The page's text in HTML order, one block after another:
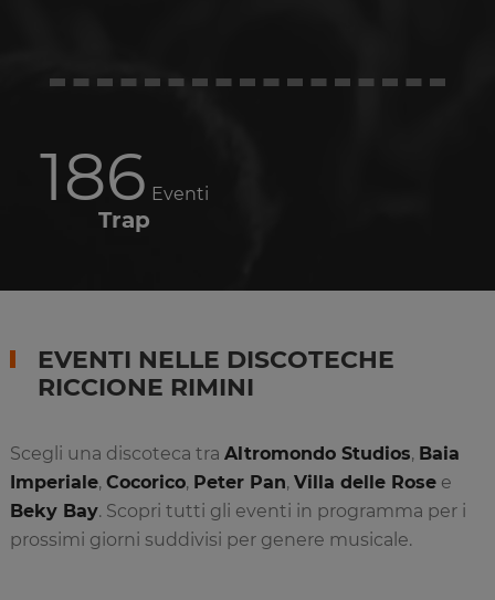
186 Eventi
Trap
EVENTI NELLE DISCOTECHE
RICCIONE RIMINI
Scegli una discoteca tra Altromondo Studios, Baia
Imperiale, Cocorico, Peter Pan, Villa delle Rosee
Beky Bay. Scopri tutti gli eventi in programma per i
prossimi giorni suddivisi per genere musicale.